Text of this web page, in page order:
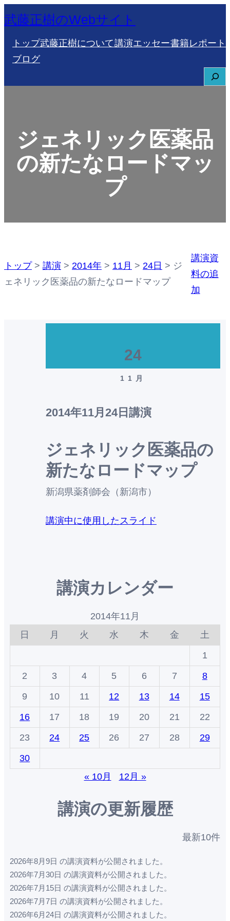
内
容
武藤正樹のWebサイト
トップ武藤正樹について講演エッセー書籍レポート
ブログ
c
ジェネリック医薬品
の新たなロードマッ
プ
トップ> 講演 > 2014年 > 11月 > 24日 > ジ
ェネリック医薬品の新たなロードマップ
講演資
料の追
加
24
11月
2014年11月24日 講演
ジェネリック医薬品の
新たなロードマップ
新潟県薬剤師会（新潟市）
講演中に使用したスライド
講演カレンダー
2014年11月
日
月 火 水 木 金
土
1
2
3 4 5 6 7
8
9
10 11 12 13 14
15
16
17 18 19 20 21
22
23
24 25 26 27 28
29
30
« 10月
12月 »
講演の更新履歴
最新10件
2026年8月9日 の講演資料が公開されました。
2026年7月30日 の講演資料が公開されました。
2026年7月15日 の講演資料が公開されました。
2026年7月7日 の講演資料が公開されました。
2026年6月24日 の講演資料が公開されました。